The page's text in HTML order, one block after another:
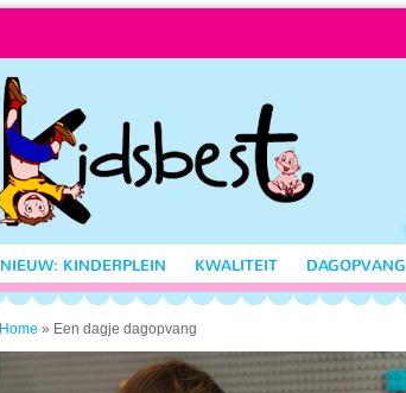
NIEUW: KINDERPLEIN KWALITEIT DAGOPVANG
Home » Een dagje dagopvang